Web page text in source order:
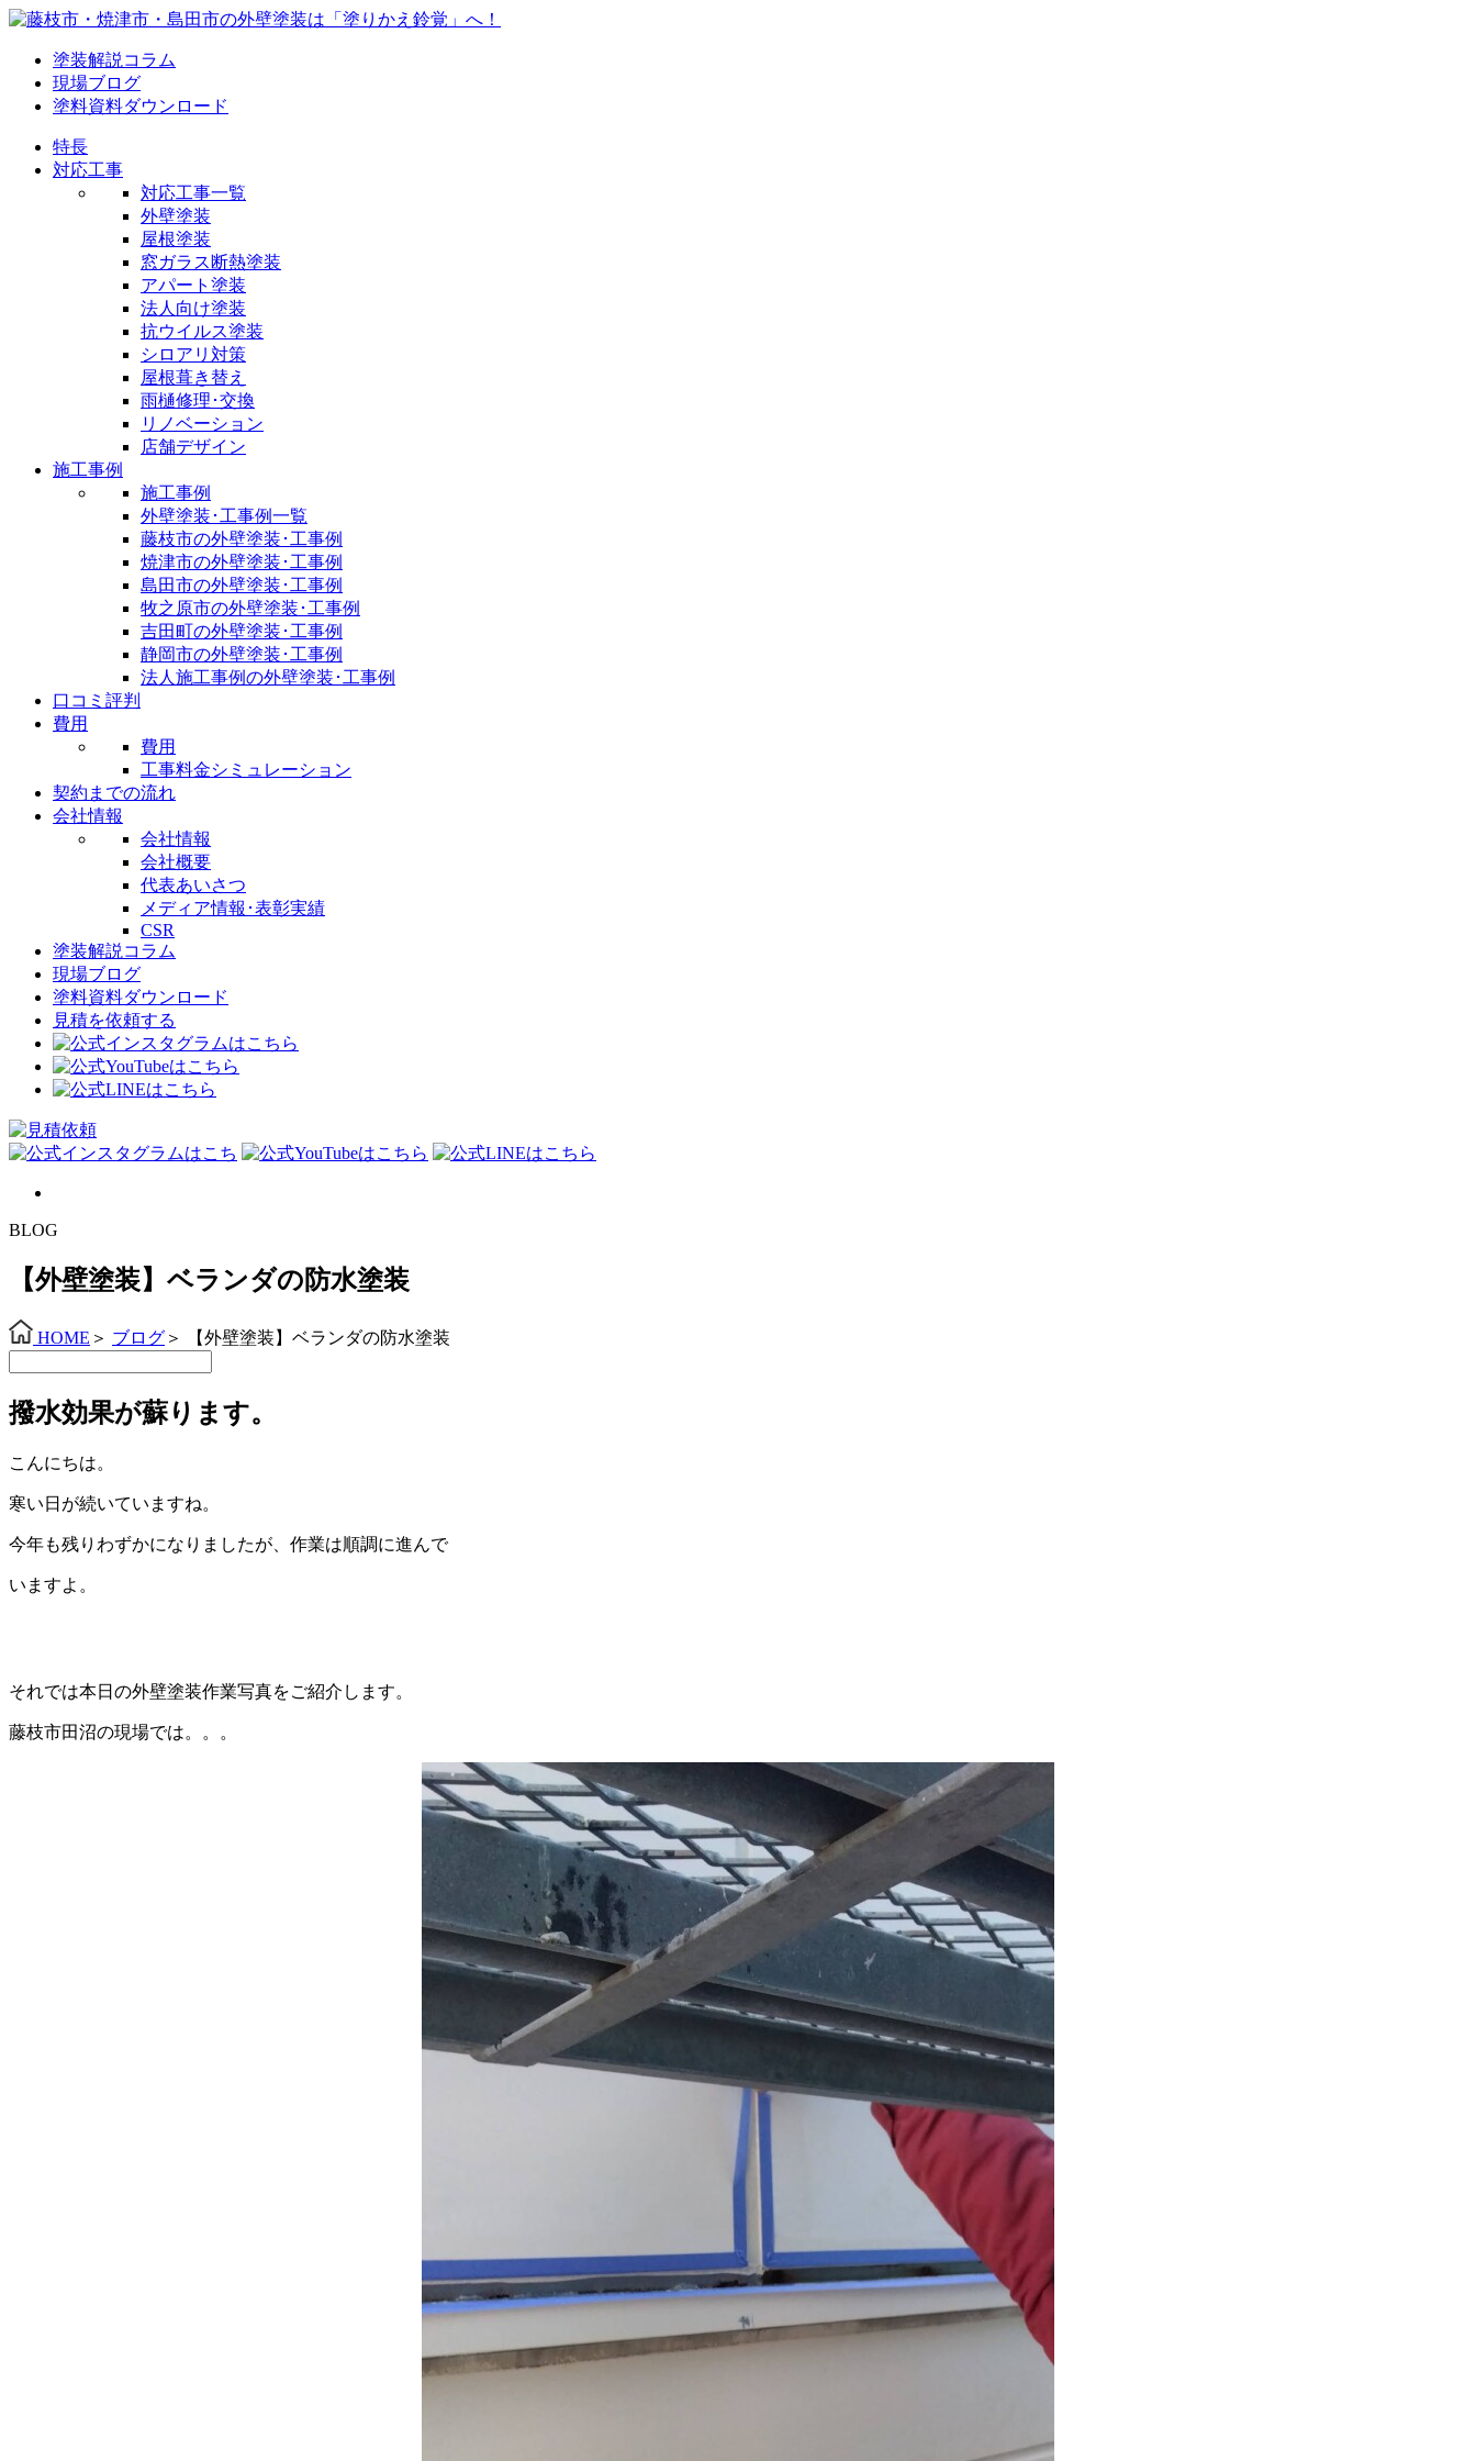
塗装解説コラム
現場ブログ
塗料資料ダウンロード
特長
対応工事
対応工事一覧
外壁塗装
屋根塗装
窓ガラス断熱塗装
アパート塗装
法人向け塗装
抗ウイルス塗装
シロアリ対策
屋根葺き替え
雨樋修理･交換
リノベーション
店舗デザイン
施工事例
施工事例
外壁塗装･工事例一覧
藤枝市の外壁塗装･工事例
焼津市の外壁塗装･工事例
島田市の外壁塗装･工事例
牧之原市の外壁塗装･工事例
吉田町の外壁塗装･工事例
静岡市の外壁塗装･工事例
法人施工事例の外壁塗装･工事例
口コミ評判
費用
費用
工事料金シミュレーション
契約までの流れ
会社情報
会社情報
会社概要
代表あいさつ
メディア情報･表彰実績
CSR
塗装解説コラム
現場ブログ
塗料資料ダウンロード
見積を依頼する
BLOG
【外壁塗装】ベランダの防水塗装
HOME ＞ ブログ ＞ 【外壁塗装】ベランダの防水塗装
撥水効果が蘇ります。
こんにちは。
寒い日が続いていますね。
今年も残りわずかになりましたが、作業は順調に進んで
いますよ。
それでは本日の外壁塗装作業写真をご紹介します。
藤枝市田沼の現場では。。。